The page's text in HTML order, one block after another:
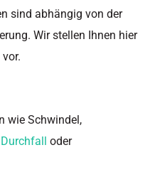
sind abhängig von der
Wir stellen Ihnen hier
wie Schwindel,
Durchfall oder